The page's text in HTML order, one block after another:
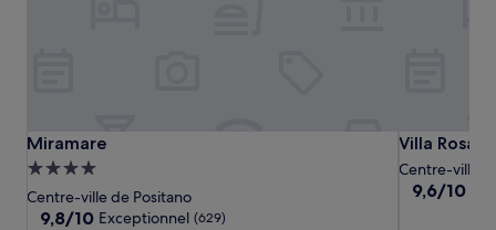
Miramare Miramare
Miramare
Miramare
Hébergement
4.0 étoiles
Centre-ville de Positano
9.8
9,8/10 Exceptionnel (629)
Villa
Rosa
Villa Rosa
Villa Rosa
Centre-ville
9.6
9,6/10